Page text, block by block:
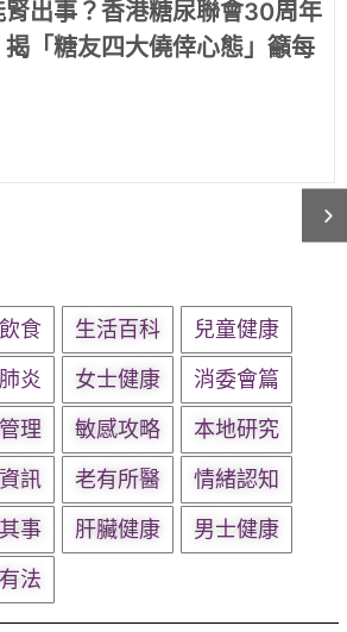
職業司機篇》｜「頂硬上」
、疲倦，只是年紀大？還是
食 生活百科
兒童健康
炎 女士健康
消委會篇
理 敏感攻略
本地研究
訊 老有所醫
情緒認知
事 肝臟健康
男士健康
法